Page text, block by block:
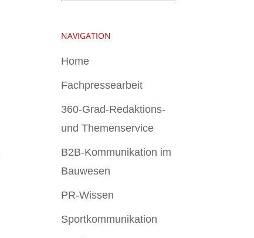
NAVIGATION
Home
Fachpressearbeit
360-Grad-Redaktions-
und Themenservice
B2B-Kommunikation im
Bauwesen
PR-Wissen
Sportkommunikation